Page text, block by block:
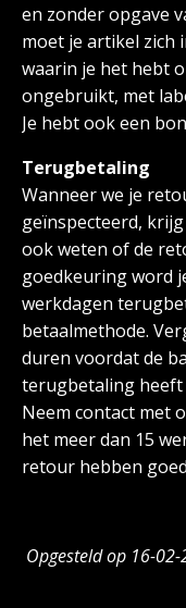
en zonder opgave
moet je artikel zich
waarin je het hebt
ongebruikt, met
Je hebt ook een
Terugbetaling
Wanneer we je
geïnspecteerd,
ook weten of de
goedkeuring word
werkdagen
betaalmethode.
duren voordat de
terugbetaling
Neem contact met
het meer dan 15
retour hebben
Opgesteld op 16-